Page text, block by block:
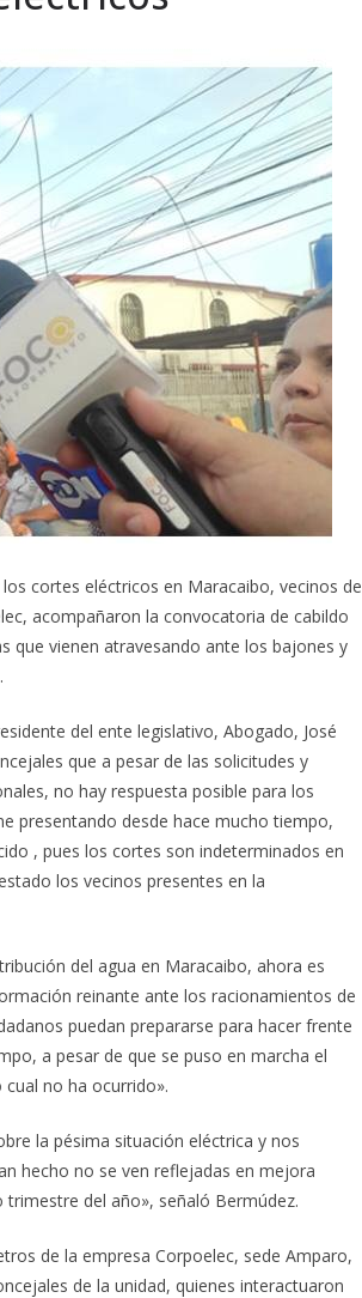
cortes eléctricos en Maracaibo, vecinos de
acompañaron la convocatoria de cabildo
que vienen atravesando ante los bajones y
del ente legislativo, Abogado, José
que a pesar de las solicitudes y
no hay respuesta posible para los
presentando desde hace mucho tiempo,
, pues los cortes son indeterminados en
los vecinos presentes en la
del agua en Maracaibo, ahora es
reinante ante los racionamientos de
puedan prepararse para hacer frente
a pesar de que se puso en marcha el
no ha ocurrido».
la pésima situación eléctrica y nos
hecho no se ven reflejadas en mejora
del año», señaló Bermúdez.
de la empresa Corpoelec, sede Amparo,
de la unidad, quienes interactuaron